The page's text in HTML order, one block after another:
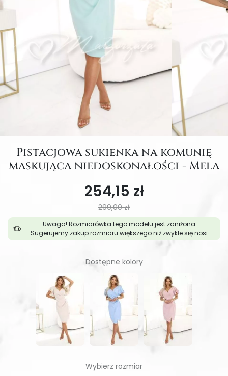
Pistacjowa sukienka na komunię
maskująca niedoskonałości - Mela
254,15 zł
299,00 zł
Uwaga! Rozmiarówka tego modelu jest zaniżona.
Sugerujemy zakup rozmiaru większego niż zwykle się nosi.
Dostępne kolory